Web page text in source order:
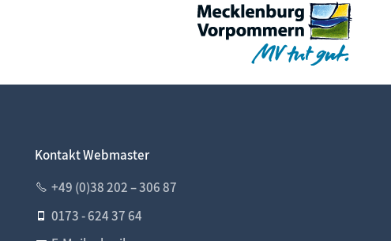
Kontakt Webmaster
+49 (0)38 202 – 306 87
0173 - 624 37 64